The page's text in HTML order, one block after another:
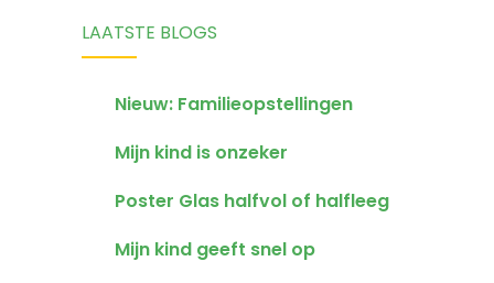
LAATSTE BLOGS
Nieuw: Familieopstellingen
Mijn kind is onzeker
Poster Glas halfvol of halfleeg
Mijn kind geeft snel op